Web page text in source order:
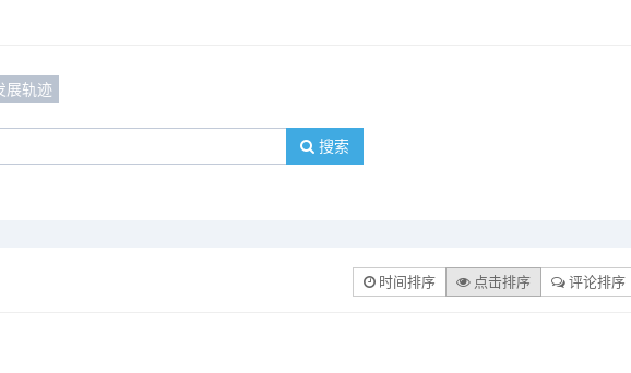
展轨迹
搜索
时间排序 点击排序 评论排序